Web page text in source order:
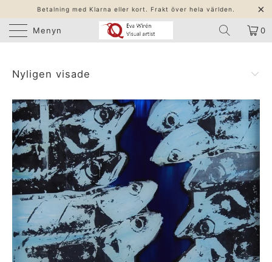
Betalning med Klarna eller kort. Frakt över hela världen.
Menyn 0
Nyligen visade